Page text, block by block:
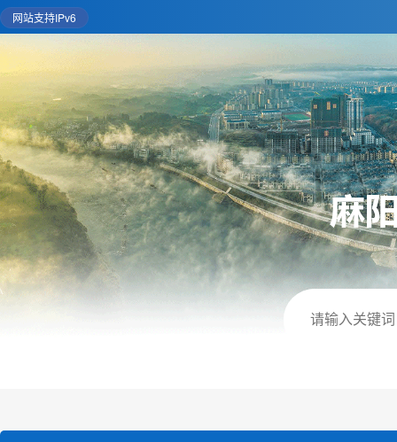
网站支持IPv6